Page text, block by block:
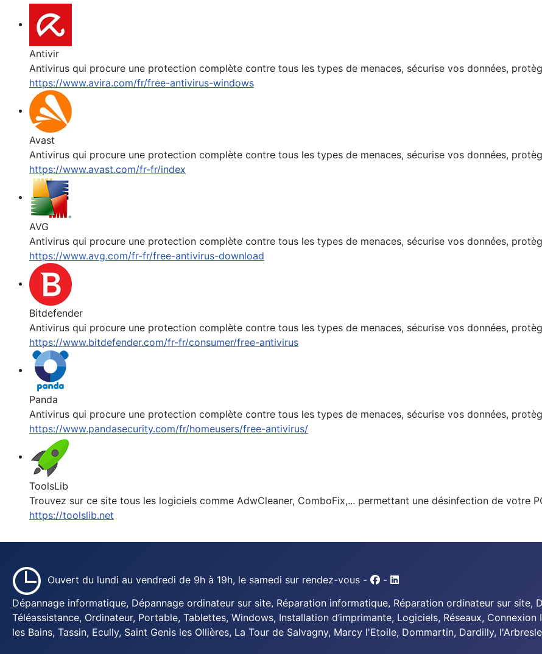
Antivir
Antivirus qui procure une protection complète contre tous les types de menaces, sécurise vos données,
https://www.avira.com/fr/free-antivirus-windows
Avast
Antivirus qui procure une protection complète contre tous les types de menaces, sécurise vos données,
https://www.avast.com/fr-fr/index
AVG
Antivirus qui procure une protection complète contre tous les types de menaces, sécurise vos données,
https://www.avg.com/fr-fr/free-antivirus-download
Bitdefender
Antivirus qui procure une protection complète contre tous les types de menaces, sécurise vos données,
https://www.bitdefender.com/fr-fr/consumer/free-antivirus
Panda
Antivirus qui procure une protection complète contre tous les types de menaces, sécurise vos données,
https://www.pandasecurity.com/fr/homeusers/free-antivirus/
ToolsLib
Trouvez sur ce site tous les logiciels comme AdwCleaner, ComboFix,... permettant une désinfection de votre
https://toolslib.net
Ouvert du lundi au vendredi de 9h à 19h, le samedi sur rendez-vous -
-
Dépannage informatique, Dépannage ordinateur sur site, Réparation informatique, Réparation ordinateur sur site,
Téléassistance, Ordinateur, Portable, Tablettes, Windows, Installation d’imprimante, Logiciels, Réseaux,
les Bains, Tassin, Ecully, Saint Genis les Ollières, La Tour de Salvagny, Marcy l'Etoile, Dommartin, Dardilly,